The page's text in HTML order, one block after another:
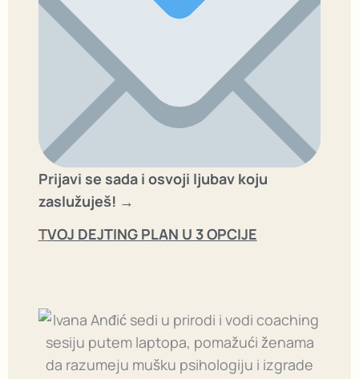
Prijavi se sada i osvoji ljubav koju
zaslužuješ! →
TVOJ DEJTING PLAN U 3 OPCIJE